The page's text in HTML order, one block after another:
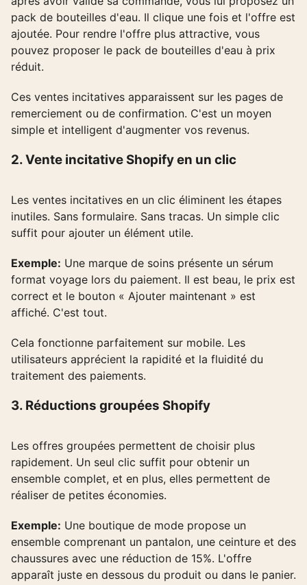
pack de bouteilles d'eau. Il clique une fois et l'offre est
ajoutée. Pour rendre l'offre plus attractive, vous
pouvez proposer le pack de bouteilles d'eau à prix
réduit.
Ces ventes incitatives apparaissent sur les pages de
remerciement ou de confirmation. C'est un moyen
simple et intelligent d'augmenter vos revenus.
2. Vente incitative Shopify en un clic
Les ventes incitatives en un clic éliminent les étapes
inutiles. Sans formulaire. Sans tracas. Un simple clic
suffit pour ajouter un élément utile.
Exemple: Une marque de soins présente un sérum
format voyage lors du paiement. Il est beau, le prix est
correct et le bouton « Ajouter maintenant » est
affiché. C'est tout.
Cela fonctionne parfaitement sur mobile. Les
utilisateurs apprécient la rapidité et la fluidité du
traitement des paiements.
3. Réductions groupées Shopify
Les offres groupées permettent de choisir plus
rapidement. Un seul clic suffit pour obtenir un
ensemble complet, et en plus, elles permettent de
réaliser de petites économies.
Exemple: Une boutique de mode propose un
ensemble comprenant un pantalon, une ceinture et des
chaussures avec une réduction de 15%. L'offre
apparaît juste en dessous du produit ou dans le panier.